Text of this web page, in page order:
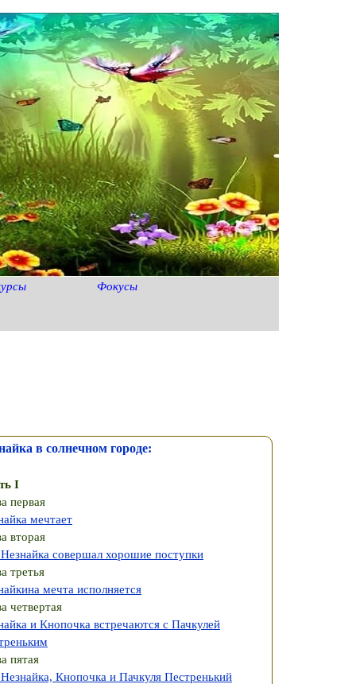
Фокусы
в солнечном городе:
I
первая
мечтает
вторая
совершал хорошие поступки
третья
мечта исполняется
четвертая
и Кнопочка встречаются с Пачкулей
пятая
Кнопочка и Пачкуля Пестренький